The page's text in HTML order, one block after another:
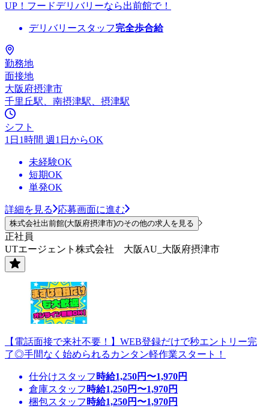
UP！フードデリバリーなら出前館で！
デリバリースタッフ完全歩合給
勤務地
面接地
大阪府摂津市
千里丘駅、南摂津駅、摂津駅
シフト
1日1時間 週1日からOK
未経験OK
短期OK
単発OK
詳細を見る 応募画面に進む
株式会社出前館(大阪府摂津市)のその他の求人を見る
正社員
UTエージェント株式会社 大阪AU_大阪府摂津市
【電話面接で来社不要！】WEB登録だけで秒エントリー完
了◎手間なく始められるカンタン軽作業スタート！
仕分けスタッフ 時給1,250円〜1,970円
倉庫スタッフ 時給1,250円〜1,970円
梱包スタッフ 時給1,250円〜1,970円